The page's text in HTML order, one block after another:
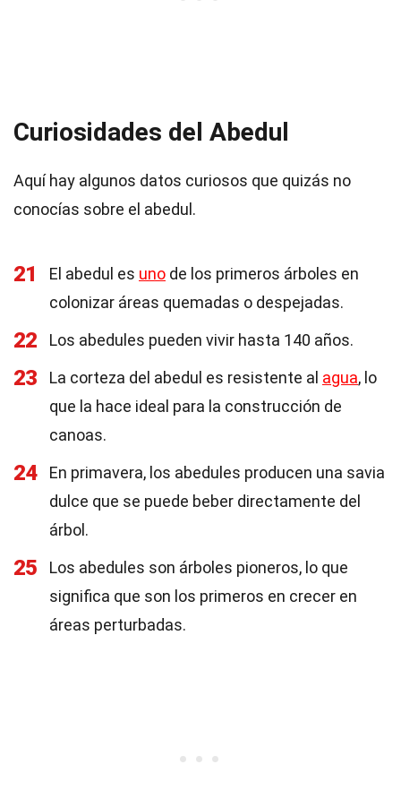
Curiosidades del Abedul
Aquí hay algunos datos curiosos que quizás no
conocías sobre el abedul.
21 El abedul es uno de los primeros árboles en
colonizar áreas quemadas o despejadas.
22 Los abedules pueden vivir hasta 140 años.
23 La corteza del abedul es resistente al agua, lo
que la hace ideal para la construcción de
canoas.
24
En primavera, los abedules producen una savia
dulce que se puede beber directamente del
árbol.
25
Los abedules son árboles pioneros, lo que
significa que son los primeros en crecer en
áreas perturbadas.